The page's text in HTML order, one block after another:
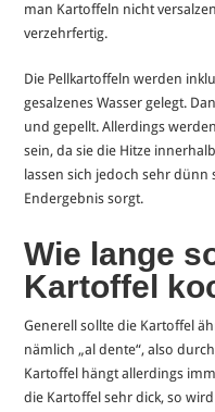
man Kartoffeln nicht
verzehrfertig.
Die Pellkartoffeln werden
gesalzenes Wasser gelegt.
und gepellt. Allerdings
sein, da sie die Hitze
lassen sich jedoch sehr dünn
Endergebnis sorgt.
Wie lange
Kartoffel
Generell sollte die Kartoffel
nämlich „al dente“, also
Kartoffel hängt allerdings
die Kartoffel sehr dick, so